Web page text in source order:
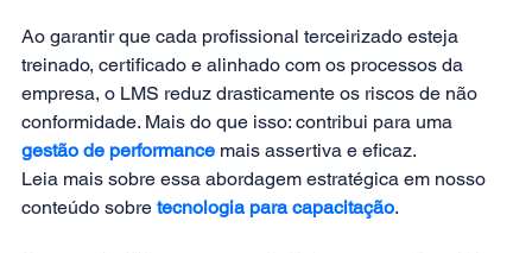
Ao garantir que cada profissional terceirizado esteja
treinado, certificado e alinhado com os processos da
empresa, o LMS reduz drasticamente os riscos de não
conformidade. Mais do que isso: contribui para uma
gestão de performance mais assertiva e eficaz.
Leia mais sobre essa abordagem estratégica em nosso
conteúdo sobre tecnologia para capacitação.